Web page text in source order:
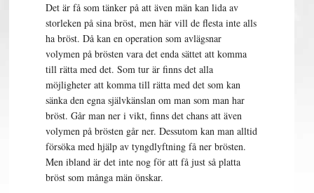
Det är få som tänker på att även män kan lida av
storleken på sina bröst, men här vill de flesta inte alls
ha bröst. Då kan en operation som avlägsnar
volymen på brösten vara det enda sättet att komma
till rätta med det. Som tur är finns det alla
möjligheter att komma till rätta med det som kan
sänka den egna självkänslan om man som man har
bröst. Går man ner i vikt, finns det chans att även
volymen på brösten går ner. Dessutom kan man alltid
försöka med hjälp av tyngdlyftning få ner brösten.
Men ibland är det inte nog för att få just så platta
bröst som många män önskar.